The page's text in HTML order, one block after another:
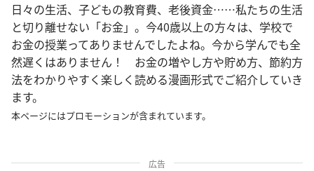
日々の生活、子どもの教育費、老後資金……私たちの生活
と切り離せない「お金」。今40歳以上の方々は、学校で
お金の授業ってありませんでしたよね。今から学んでも全
然遅くはありません！ お金の増やし方や貯め方、節約方
法をわかりやすく楽しく読める漫画形式でご紹介していき
ます。
本ページにはプロモーションが含まれています。
広告